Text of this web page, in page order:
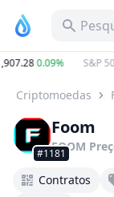
0.09% S&P
Criptomoedas
#1181
Foom
FOOM
Contratos